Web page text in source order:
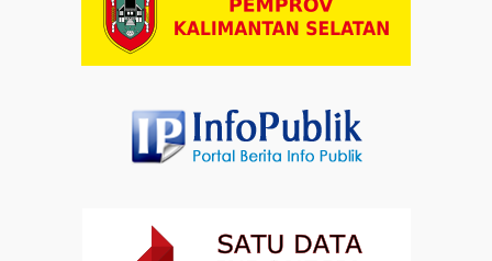
Pandang terhadap Penyandang Disabilitas
Artikel 31-07-2026 12:09
Doa Kebangsaan Datang Lebih Awal